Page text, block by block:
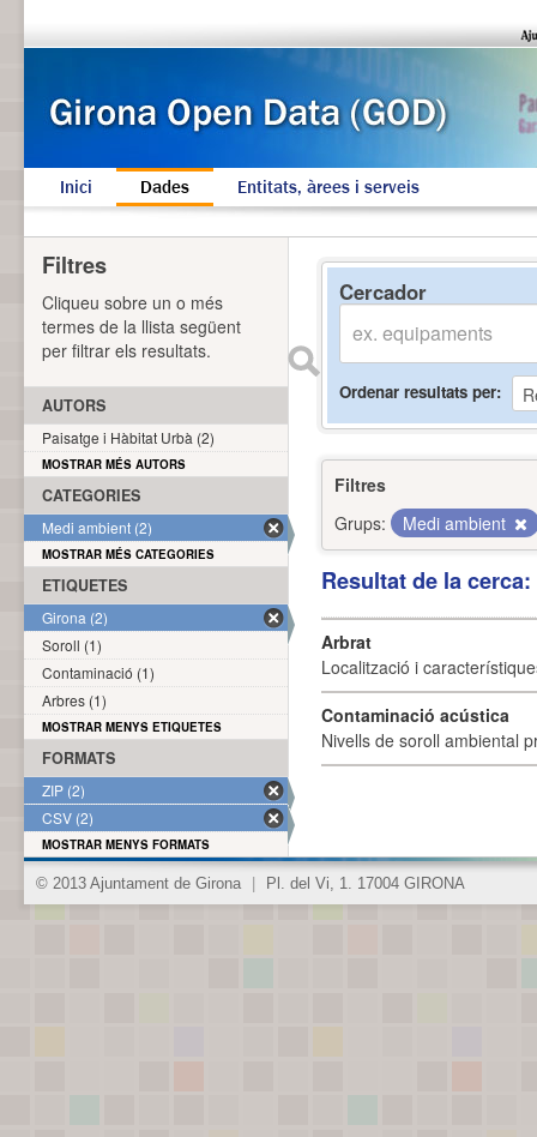
Inici Dades Entitats, àrees i serveis
Cercador
Ordenar resultats per
Filtres
Grups:
Medi ambient
Resultat de la
Arbrat
Localització i
Contaminació acústica
Nivells de soroll ambiental
Filtres
Cliqueu sobre un o més
termes de la llista següent
per filtrar els resultats.
AUTORS
Paisatge i Hàbitat Urbà (2)
MOSTRAR MÉS AUTORS
CATEGORIES
Medi ambient (2)
MOSTRAR MÉS CATEGORIES
ETIQUETES
Girona (2)
Soroll (1)
Contaminació (1)
Arbres (1)
MOSTRAR MENYS ETIQUETES
FORMATS
ZIP (2)
CSV (2)
MOSTRAR MENYS FORMATS
© 2013 Ajuntament de Girona Pl. del Vi, 1. 17004 GIRONA